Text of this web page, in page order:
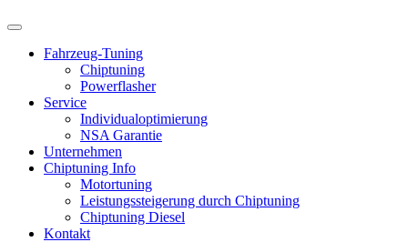
Fahrzeug-Tuning
Chiptuning
Powerflasher
Service
Individualoptimierung
NSA Garantie
Unternehmen
Chiptuning Info
Motortuning
Leistungssteigerung durch Chiptuning
Chiptuning Diesel
Kontakt